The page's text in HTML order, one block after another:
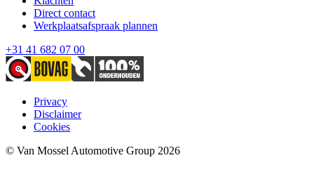
Direct contact
Werkplaatsafspraak plannen
+31 41 682 07 00
Privacy
Disclaimer
Cookies
© Van Mossel Automotive Group 2026